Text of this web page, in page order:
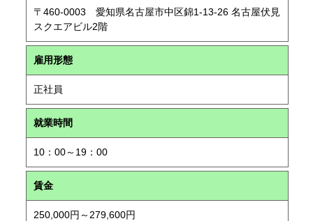
〒460-0003 愛知県名古屋市中区錦1-13-26 名古屋伏見
スクエアビル2階
雇用形態
正社員
就業時間
10：00～19：00
賃金
250,000円～279,600円